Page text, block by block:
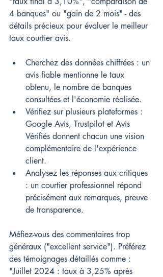
4 banques" ou "gain de 2 mois" - des
détails précieux pour évaluer le meilleur
taux courtier avis.
Cherchez des données chiffrées : un
avis fiable mentionne le taux
obtenu, le nombre de banques
consultées et l'économie réalisée.
Vérifiez sur plusieurs plateformes :
Google Avis, Trustpilot et Avis
Vérifiés donnent chacun une vision
complémentaire de l'expérience
client.
Analysez les réponses aux critiques
: un courtier professionnel répond
précisément aux remarques, preuve
de transparence.
Méfiez-vous des commentaires trop
généraux ("excellent service"). Préférez
des témoignages détaillés comme :
"Juillet 2024 : taux à 3,25% après